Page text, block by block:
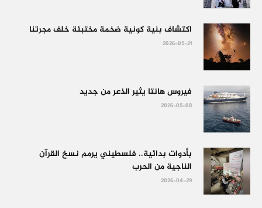
اكتشاف بنية كونية ضخمة مختبئة خلف مجرتنا
2026-05-21
فيروس هانتا يثير الذعر من جديد
2026-05-08
بأدوات بدائية.. فلسطيني يرمم نسخ القرآن
الناجية من الحرب
2026-04-29